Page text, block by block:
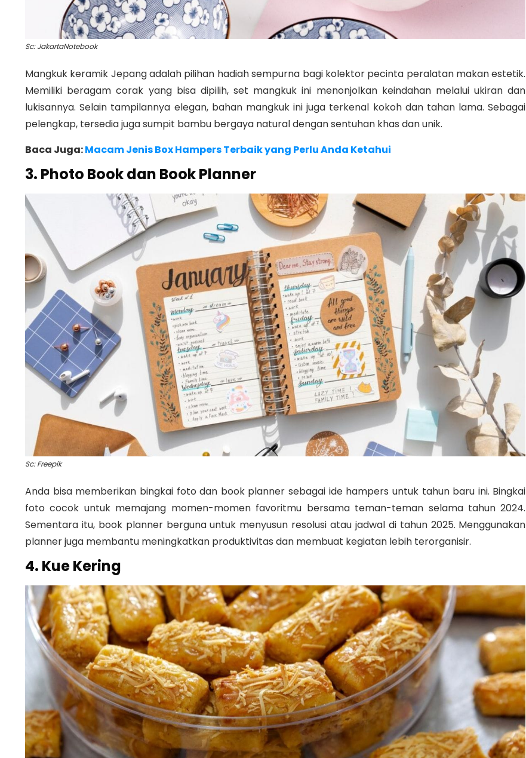
Sc: JakartaNotebook
Mangkuk keramik Jepang adalah pilihan hadiah sempurna bagi kolektor pecinta peralatan makan estetik.
Memiliki beragam corak yang bisa dipilih, set mangkuk ini menonjolkan keindahan melalui ukiran dan
lukisannya. Selain tampilannya elegan, bahan mangkuk ini juga terkenal kokoh dan tahan lama. Sebagai
pelengkap, tersedia juga sumpit bambu bergaya natural dengan sentuhan khas dan unik.
Baca Juga:Macam Jenis Box Hampers Terbaik yang Perlu Anda Ketahui
3. Photo Book dan Book Planner
Sc: Freepik
Anda bisa memberikan bingkai foto dan book planner sebagai ide hampers untuk tahun baru ini. Bingkai
foto cocok untuk memajang momen-momen favoritmu bersama teman-teman selama tahun 2024.
Sementara itu, book planner berguna untuk menyusun resolusi atau jadwal di tahun 2025. Menggunakan
planner juga membantu meningkatkan produktivitas dan membuat kegiatan lebih terorganisir.
4. Kue Kering